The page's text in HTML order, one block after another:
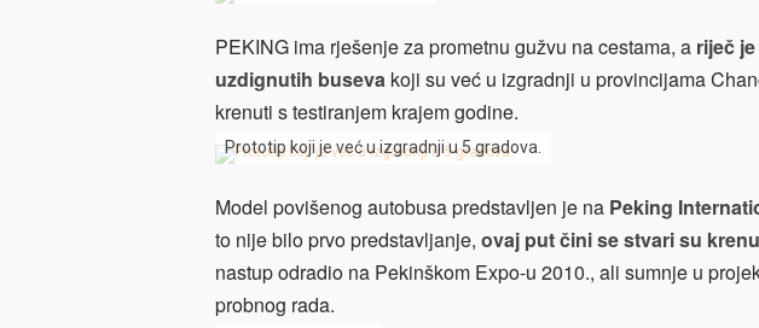
PEKING ima rješenje za prometnu gužvu na cestama, a riječ
uzdignutih buseva koji su već u izgradnji u provincijama
krenuti s testiranjem krajem godine.
Prototip koji je već u izgradnji u 5 gradova.
Model povišenog autobusa predstavljen je na Peking
to nije bilo prvo predstavljanje, ovaj put čini se stvari su
nastup odradio na Pekinškom Expo-u 2010., ali sumnje u
probnog rada.